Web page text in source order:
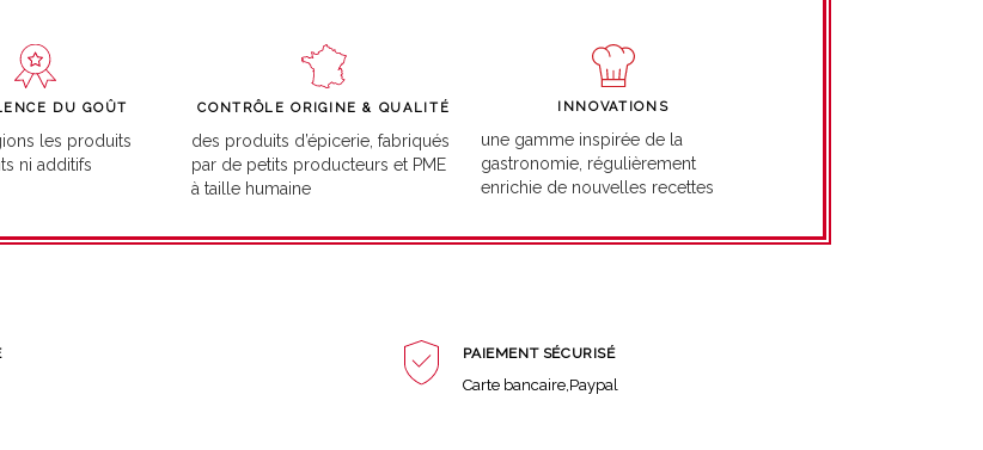
DU GOÛT
les produits
ni additifs
CONTRÔLE ORIGINE & QUALITÉ
des produits d’épicerie, fabriqués
par de petits producteurs et PME
à taille humaine
INNOVATIONS
une gamme inspirée de la
gastronomie, régulièrement
enrichie de nouvelles recettes
PAIEMENT SÉCURISÉ
Carte bancaire,Paypal